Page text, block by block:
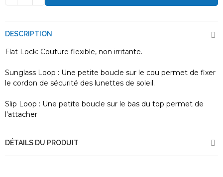
DESCRIPTION
Flat Lock: Couture flexible, non irritante.
Sunglass Loop : Une petite boucle sur le cou permet de fixer
le cordon de sécurité des lunettes de soleil.
Slip Loop : Une petite boucle sur le bas du top permet de
l'attacher
DÉTAILS DU PRODUIT